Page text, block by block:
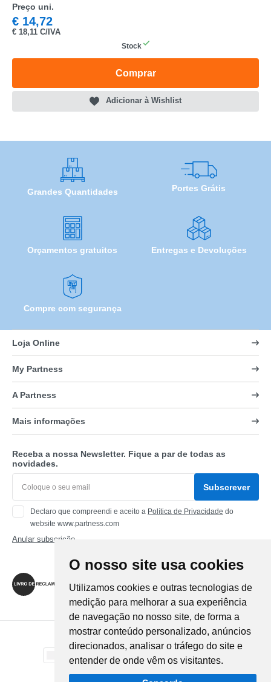
O nosso site usa cookies
Utilizamos cookies e outras tecnologias de
medição para melhorar a sua experiência
de navegação no nosso site, de forma a
mostrar conteúdo personalizado, anúncios
direcionados, analisar o tráfego do site e
entender de onde vêm os visitantes.
Preço uni.
€ 14,72
€ 18,11 C/IVA
Stock
Comprar
Adicionar à Wishlist
Grandes Quantidades Portes Grátis
Orçamentos gratuitos Entregas e Devoluções
Compre com segurança
Loja Online
My Partness
A Partness
Mais informações
Receba a nossa Newsletter. Fique a par de todas as
novidades.
Subscrever
Declaro que compreendi e aceito a Política de Privacidade do
website www.partness.com
Anular subscrição
Siga-nos
Método de Pagamento
Método de Envio
EAN
NOME
MARCA